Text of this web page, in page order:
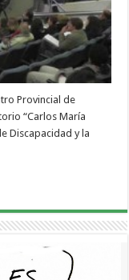
Provincial de
“Carlos María
Discapacidad y la